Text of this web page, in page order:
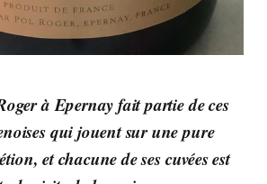
à Epernay fait partie de ces
qui jouent sur une pure
et chacune de ses cuvées est